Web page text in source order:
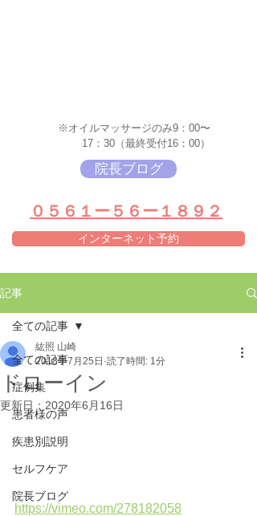
※オイルマッサージのみ9：00〜
17：30（最終受付16：00）
院長ブログ
​０５６１ー５６ー１８９２
インターネット予約
記事
全ての記事
症例集
患者様の声
疾患別説明
セルフケア
院長ブログ
全ての記事
ドローイン
紘照 山崎
2018年7月25日 読了時間: 1分
更新日： 2020年6月16日
https://vimeo.com/278182058